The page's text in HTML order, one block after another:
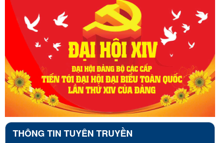
THÔNG TIN TUYÊN TRUYỀN